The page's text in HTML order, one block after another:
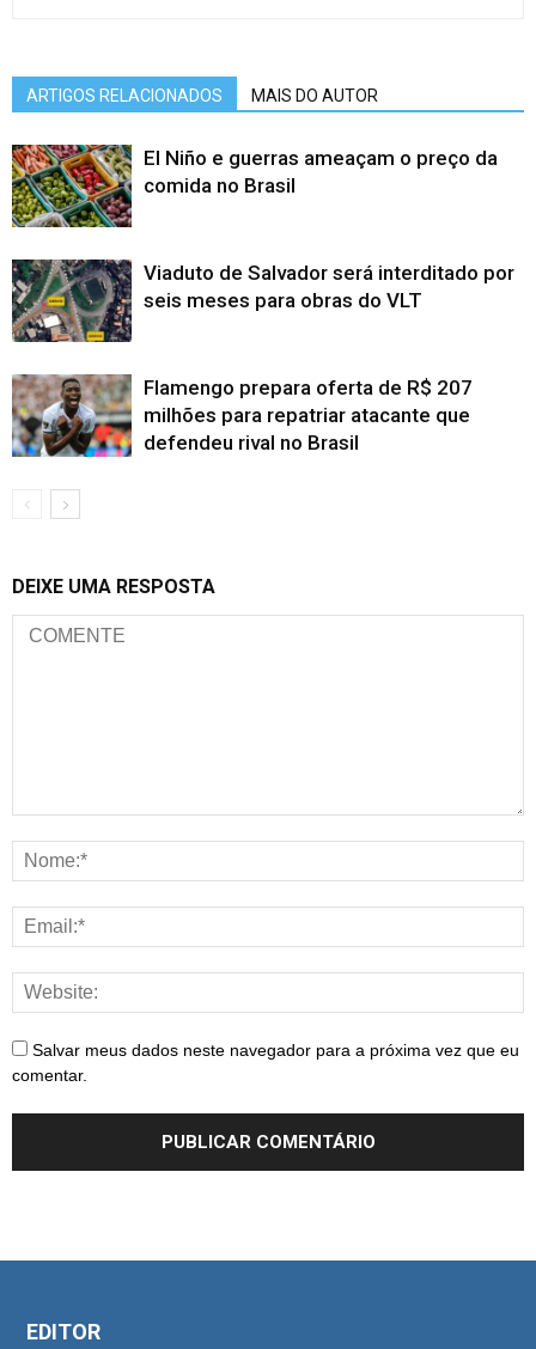
ARTIGOS RELACIONADOS MAIS DO AUTOR
El Niño e guerras ameaçam o preço da
comida no Brasil
Viaduto de Salvador será interditado por
seis meses para obras do VLT
Flamengo prepara oferta de R$ 207
milhões para repatriar atacante que
defendeu rival no Brasil
DEIXE UMA RESPOSTA
Salvar meus dados neste navegador para a próxima vez que eu
comentar.
EDITOR